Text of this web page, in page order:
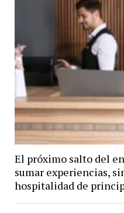
El próximo salto del
sumar experiencias,
hospitalidad de